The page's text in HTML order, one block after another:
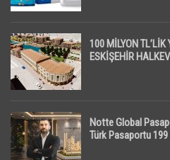
100 MİLYON
ESKİŞEHİR
Notte Global
Türk Pasaportu 199